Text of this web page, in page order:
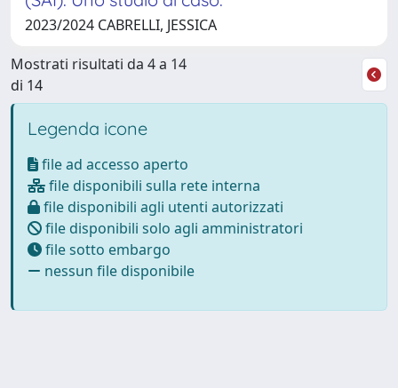
2023/2024 CABRELLI, JESSICA
Mostrati risultati da 4 a 14
di 14
Legenda icone
file ad accesso aperto
file disponibili sulla rete interna
file disponibili agli utenti autorizzati
file disponibili solo agli amministratori
file sotto embargo
nessun file disponibile